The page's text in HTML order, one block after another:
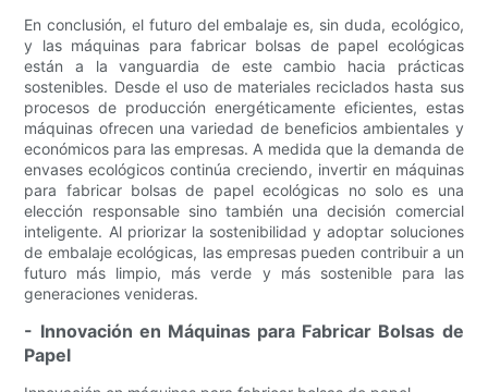
En conclusión, el futuro del embalaje es, sin duda, ecológico,
y las máquinas para fabricar bolsas de papel ecológicas
están a la vanguardia de este cambio hacia prácticas
sostenibles. Desde el uso de materiales reciclados hasta sus
procesos de producción energéticamente eficientes, estas
máquinas ofrecen una variedad de beneficios ambientales y
económicos para las empresas. A medida que la demanda de
envases ecológicos continúa creciendo, invertir en máquinas
para fabricar bolsas de papel ecológicas no solo es una
elección responsable sino también una decisión comercial
inteligente. Al priorizar la sostenibilidad y adoptar soluciones
de embalaje ecológicas, las empresas pueden contribuir a un
futuro más limpio, más verde y más sostenible para las
generaciones venideras.
- Innovación en Máquinas para Fabricar Bolsas de
Papel